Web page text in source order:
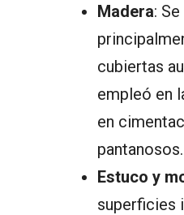
Madera:
cubiertas
empleó en
en
pantanosos.
Estuco y
superficies